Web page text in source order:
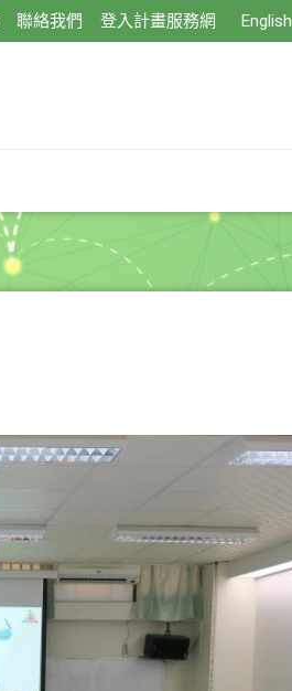
聯絡我們 登入計畫服務網 English